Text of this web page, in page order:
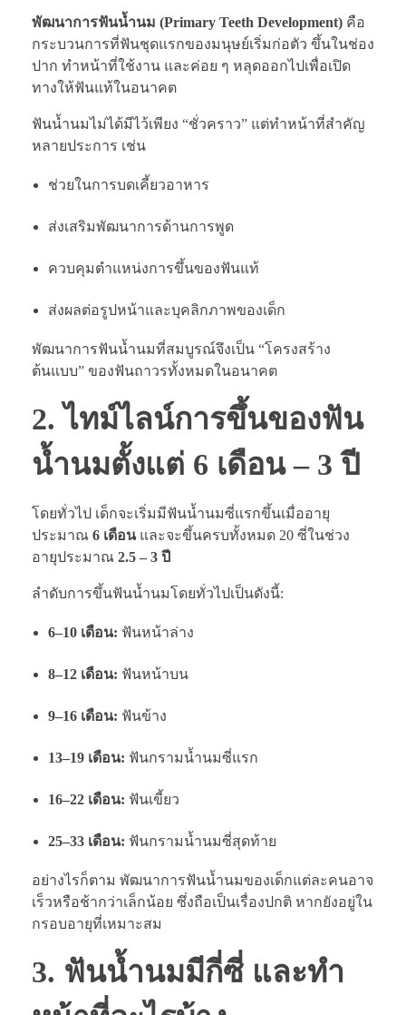
พัฒนาการฟันน้ำนม (Primary Teeth Development) คือ
กระบวนการที่ฟันชุดแรกของมนุษย์เริ่มก่อตัว ขึ้นในช่อง
ปาก ทำหน้าที่ใช้งาน และค่อย ๆ หลุดออกไปเพื่อเปิด
ทางให้ฟันแท้ในอนาคต
ฟันน้ำนมไม่ได้มีไว้เพียง “ชั่วคราว” แต่ทำหน้าที่สำคัญ
หลายประการ เช่น
ช่วยในการบดเคี้ยวอาหาร
ส่งเสริมพัฒนาการด้านการพูด
ควบคุมตำแหน่งการขึ้นของฟันแท้
ส่งผลต่อรูปหน้าและบุคลิกภาพของเด็ก
พัฒนาการฟันน้ำนมที่สมบูรณ์จึงเป็น “โครงสร้าง
ต้นแบบ” ของฟันถาวรทั้งหมดในอนาคต
2. ไทม์ไลน์การขึ้นของฟัน
น้ำนมตั้งแต่ 6 เดือน – 3 ปี
โดยทั่วไป เด็กจะเริ่มมีฟันน้ำนมซี่แรกขึ้นเมื่ออายุ
ประมาณ 6 เดือนและจะขึ้นครบทั้งหมด 20 ซี่ในช่วง
อายุประมาณ 2.5 – 3 ปี
ลำดับการขึ้นฟันน้ำนมโดยทั่วไปเป็นดังนี้:
6–10 เดือน: ฟันหน้าล่าง
8–12 เดือน: ฟันหน้าบน
9–16 เดือน: ฟันข้าง
13–19 เดือน: ฟันกรามน้ำนมซี่แรก
16–22 เดือน: ฟันเขี้ยว
25–33 เดือน: ฟันกรามน้ำนมซี่สุดท้าย
อย่างไรก็ตาม พัฒนาการฟันน้ำนมของเด็กแต่ละคนอาจ
เร็วหรือช้ากว่าเล็กน้อย ซึ่งถือเป็นเรื่องปกติ หากยังอยู่ใน
กรอบอายุที่เหมาะสม
3. ฟันน้ำนมมีกี่ซี่ และทำ